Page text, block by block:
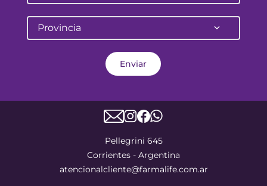
Provincia
Enviar
Pellegrini 645
Corrientes - Argentina
atencionalcliente@farmalife.com.ar